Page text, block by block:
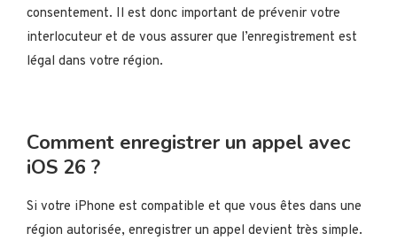
consentement. Il est donc important de prévenir votre
interlocuteur et de vous assurer que l’enregistrement est
légal dans votre région.
Comment enregistrer un appel avec
iOS 26 ?
Si votre iPhone est compatible et que vous êtes dans une
région autorisée, enregistrer un appel devient très simple.